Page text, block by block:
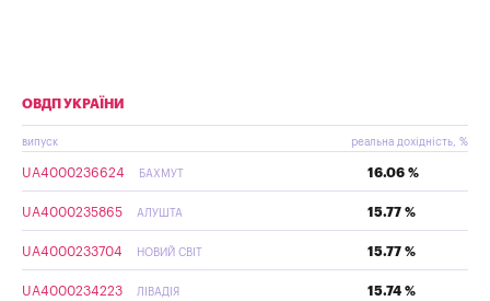
ОВДП УКРАЇНИ
випуск реальна дохідність, %
UA4000236624 БАХМУТ 16.06 %
UA4000235865 АЛУШТА 15.77 %
UA4000233704 НОВИЙ СВІТ 15.77 %
UA4000234223 ЛІВАДІЯ 15.74 %